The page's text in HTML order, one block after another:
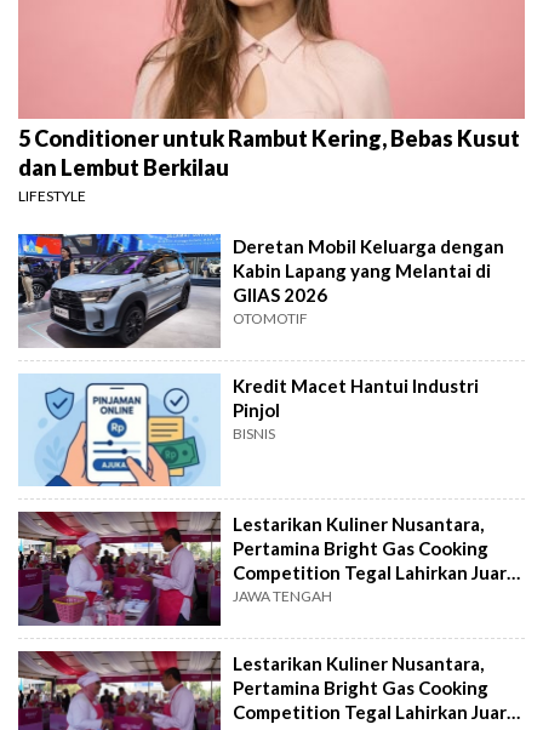
5 Conditioner untuk Rambut Kering, Bebas Kusut
dan Lembut Berkilau
LIFESTYLE
Deretan Mobil Keluarga dengan
Kabin Lapang yang Melantai di
GIIAS 2026
OTOMOTIF
Kredit Macet Hantui Industri
Pinjol
BISNIS
Lestarikan Kuliner Nusantara,
Pertamina Bright Gas Cooking
Competition Tegal Lahirkan Juara
Baru
JAWA TENGAH
Lestarikan Kuliner Nusantara,
Pertamina Bright Gas Cooking
Competition Tegal Lahirkan Juara